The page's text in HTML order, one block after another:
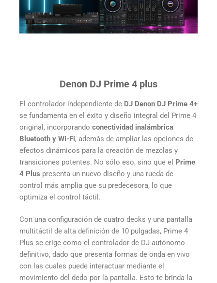
Denon DJ Prime 4 plus
El controlador independiente de DJ Denon DJ Prime 4+
se fundamenta en el éxito y diseño integral del Prime 4
original, incorporando conectividad inalámbrica
Bluetooth y Wi-Fi, además de ampliar las opciones de
efectos dinámicos para la creación de mezclas y
transiciones potentes. No sólo eso, sino que el Prime
4 Plus presenta un nuevo diseño y una rueda de
control más amplia que su predecesora, lo que
optimiza el control táctil.
Con una configuración de cuatro decks y una pantalla
multitáctil de alta definición de 10 pulgadas, Prime 4
Plus se erige como el controlador de DJ autónomo
definitivo, dado que presenta formas de onda en vivo
con las cuales puede interactuar mediante el
movimiento del dedo por la pantalla. Esto te brinda la